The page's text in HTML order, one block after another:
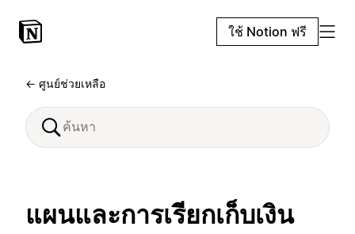
ใช้ Notion ฟรี
← ศูนย์ช่วยเหลือ
แผนและการเรียกเก็บเงิน